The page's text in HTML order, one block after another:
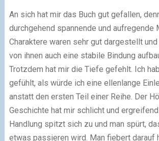
An sich hat mir das Buch gut gefallen,
durchgehend spannende und aufregende
Charaktere waren sehr gut dargestellt
von ihnen auch eine stabile Bindung
Trotzdem hat mir die Tiefe gefehlt. Ich
gefühlt, als würde ich eine ellenlange
anstatt den ersten Teil einer Reihe. Der
Geschichte hat mir schlicht und
Handlung spitzt sich zu und man spürt,
etwas passieren wird. Man fiebert darauf